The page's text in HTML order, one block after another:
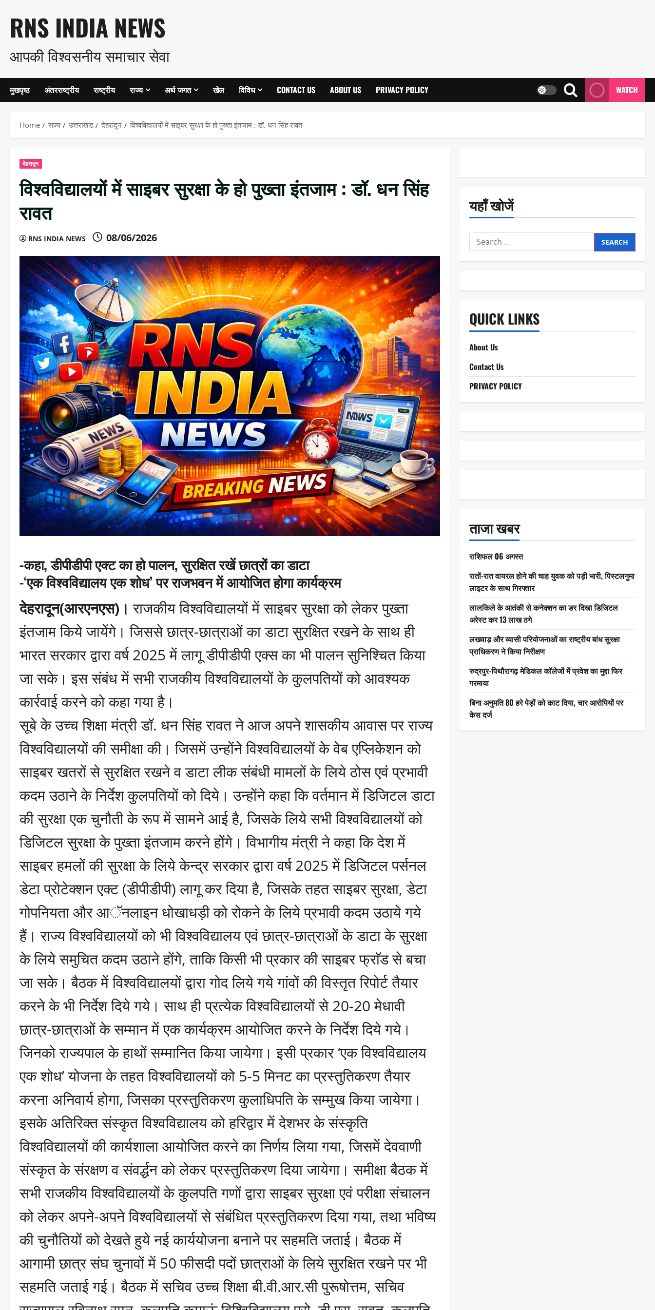
to
content
RNS INDIA NEWS
आपकी विश्वसनीय समाचार सेवा
मुखपृष्ठ अंतरराष्ट्रीय राष्ट्रीय राज्य अर्थ जगत खेल विविध CONTACT US ABOUT US PRIVACY POLICY WATCH
Home राज्य उत्तराखंड देहरादून विश्वविद्यालयों में साइबर सुरक्षा के हो पुख्ता इंतजाम : डॉ. धन सिंह रावत
देहरादून
विश्वविद्यालयों में साइबर सुरक्षा के हो पुख्ता इंतजाम : डॉ. धन सिंह
रावत
RNS INDIA NEWS 08/06/2026
-कहा, डीपीडीपी एक्ट का हो पालन, सुरक्षित रखें छात्रों का डाटा
-‘एक विश्वविद्यालय एक शोध’ पर राजभवन में आयोजित होगा कार्यक्रम
देहरादून(आरएनएस)। राजकीय विश्वविद्यालयों में साइबर सुरक्षा को लेकर पुख्ता
इंतजाम किये जायेंगे। जिससे छात्र-छात्राओं का डाटा सुरक्षित रखने के साथ ही
भारत सरकार द्वारा वर्ष 2025 में लागू डीपीडीपी एक्स का भी पालन सुनिश्चित किया
जा सके। इस संबंध में सभी राजकीय विश्वविद्यालयों के कुलपतियों को आवश्यक
कार्रवाई करने को कहा गया है।
सूबे के उच्च शिक्षा मंत्री डॉ. धन सिंह रावत ने आज अपने शासकीय आवास पर राज्य
विश्वविद्यालयों की समीक्षा की। जिसमें उन्होंने विश्वविद्यालयों के वेब एप्लिकेशन को
साइबर खतरों से सुरक्षित रखने व डाटा लीक संबंधी मामलों के लिये ठोस एवं प्रभावी
कदम उठाने के निर्देश कुलपतियों को दिये। उन्होंने कहा कि वर्तमान में डिजिटल डाटा
की सुरक्षा एक चुनौती के रूप में सामने आई है, जिसके लिये सभी विश्वविद्यालयों को
डिजिटल सुरक्षा के पुख्ता इंतजाम करने होंगे। विभागीय मंत्री ने कहा कि देश में
साइबर हमलों की सुरक्षा के लिये केन्द्र सरकार द्वारा वर्ष 2025 में डिजिटल पर्सनल
डेटा प्रोटेक्शन एक्ट (डीपीडीपी) लागू कर दिया है, जिसके तहत साइबर सुरक्षा, डेटा
गोपनियता और आॅनलाइन धोखाधड़ी को रोकने के लिये प्रभावी कदम उठाये गये
हैं। राज्य विश्वविद्यालयों को भी विश्वविद्यालय एवं छात्र-छात्राओं के डाटा के सुरक्षा
के लिये समुचित कदम उठाने होंगे, ताकि किसी भी प्रकार की साइबर फ्राॅड से बचा
जा सके। बैठक में विश्वविद्यालयों द्वारा गोद लिये गये गांवों की विस्तृत रिपोर्ट तैयार
करने के भी निर्देश दिये गये। साथ ही प्रत्येक विश्वविद्यालयों से 20-20 मेधावी
छात्र-छात्राओं के सम्मान में एक कार्यक्रम आयोजित करने के निर्देश दिये गये।
जिनको राज्यपाल के हाथों सम्मानित किया जायेगा। इसी प्रकार ‘एक विश्वविद्यालय
एक शोध’ योजना के तहत विश्वविद्यालयों को 5-5 मिनट का प्रस्तुतिकरण तैयार
करना अनिवार्य होगा, जिसका प्रस्तुतिकरण कुलाधिपति के सम्मुख किया जायेगा।
इसके अतिरिक्त संस्कृत विश्वविद्यालय को हरिद्वार में देशभर के संस्कृति
विश्वविद्यालयों की कार्यशाला आयोजित करने का निर्णय लिया गया, जिसमें देववाणी
संस्कृत के संरक्षण व संवर्द्धन को लेकर प्रस्तुतिकरण दिया जायेगा। समीक्षा बैठक में
सभी राजकीय विश्वविद्यालयों के कुलपति गणों द्वारा साइबर सुरक्षा एवं परीक्षा संचालन
को लेकर अपने-अपने विश्वविद्यालयों से संबंधित प्रस्तुतिकरण दिया गया, तथा भविष्य
की चुनौतियों को देखते हुये नई कार्ययोजना बनाने पर सहमति जताई। बैठक में
आगामी छात्र संघ चुनावों में 50 फीसदी पदों छात्राओं के लिये सुरक्षित रखने पर भी
सहमति जताई गई। बैठक में सचिव उच्च शिक्षा बी.वी.आर.सी पुरूषोत्तम, सचिव
यहाँ खोजें
Search
for:
QUICK LINKS
About Us
Contact Us
PRIVACY POLICY
ताजा खबर
राशिफल 06 अगस्त
रातों-रात वायरल होने की चाह युवक को पड़ी भारी, पिस्टलनुमा
लाइटर के साथ गिरफ्तार
लालकिले के आतंकी से कनेक्शन का डर दिखा डिजिटल
अरेस्ट कर 13 लाख ठगे
लखवाड़ और व्यासी परियोजनाओं का राष्ट्रीय बांध सुरक्षा
प्राधिकरण ने किया निरीक्षण
रुद्रपुर-पिथौरागढ़ मेडिकल कॉलेजों में प्रवेश का मुद्दा फिर
गरमाया
बिना अनुमति 80 हरे पेड़ों को काट दिया, चार आरोपियों पर
केस दर्ज